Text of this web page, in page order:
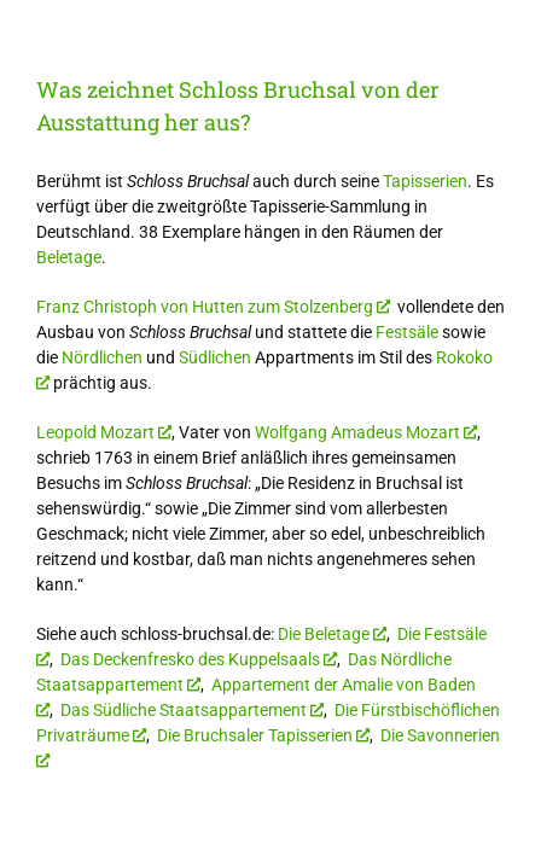
Was zeichnet Schloss Bruchsal von der
Ausstattung her aus?
Berühmt ist Schloss Bruchsalauch durch seineTapisserien. Es
verfügt über die zweitgrößte Tapisserie-Sammlung in
Deutschland. 38 Exemplare hängen in den Räumen der
Beletage.
Franz Christoph von Hutten zum Stolzenberg
vollendete den
Ausbau von Schloss Bruchsalund stattete die Festsälesowie
die Nördlichen und Südlichen Appartments im Stil des Rokoko
prächtig aus.
Leopold Mozart , Vater von Wolfgang Amadeus Mozart
,
schrieb 1763 in einem Brief anläßlich ihres gemeinsamen
Besuchs imSchloss Bruchsal: „Die Residenz in Bruchsal ist
sehenswürdig.“ sowie „Die Zimmer sind vom allerbesten
Geschmack; nicht viele Zimmer, aber so edel, unbeschreiblich
reitzend und kostbar, daß man nichts angenehmeres sehen
kann.“
Siehe auch schloss-bruchsal.de: Die Beletage , Die Festsäle
, Das Deckenfresko des Kuppelsaals , Das Nördliche
Staatsappartement
, Appartement der Amalie von Baden
, Das Südliche Staatsappartement , Die Fürstbischöflichen
Privaträume
, Die Bruchsaler Tapisserien , Die Savonnerien